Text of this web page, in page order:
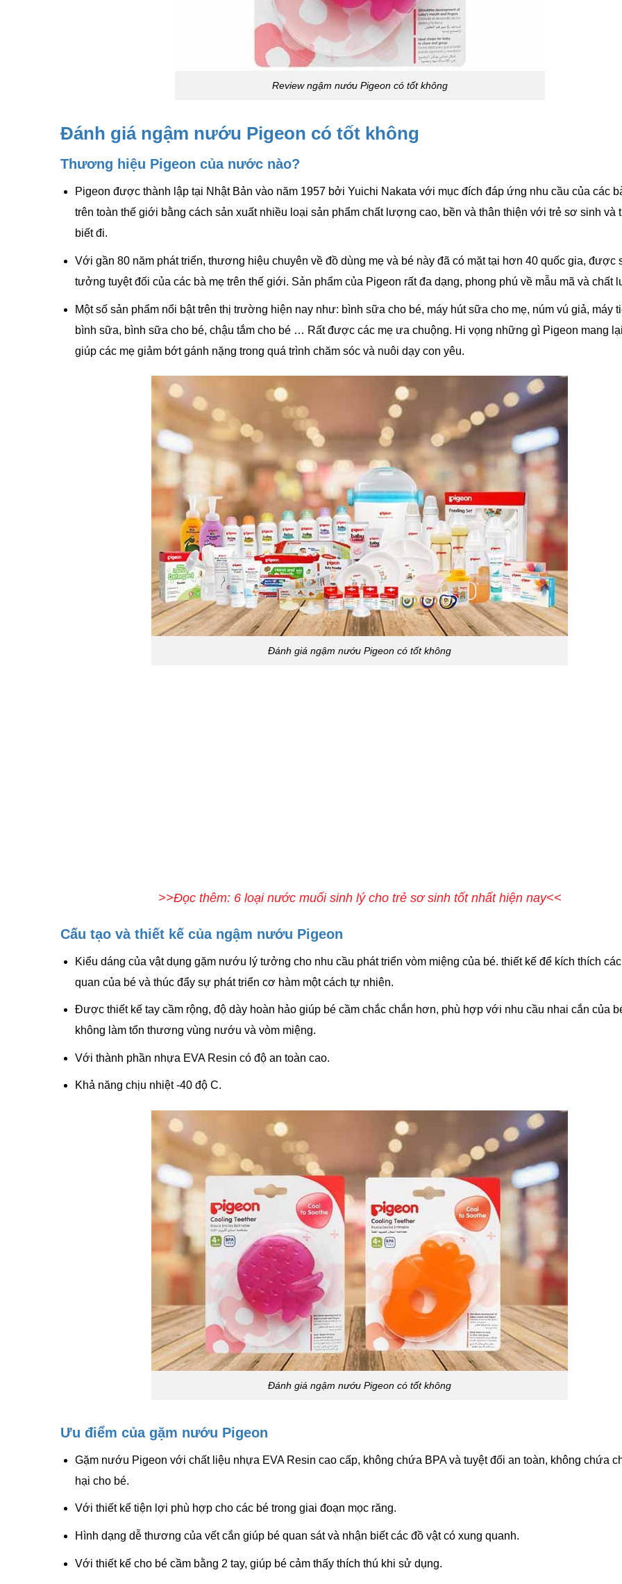
Review ngậm nướu Pigeon có tốt không
Đánh giá ngậm nướu Pigeon có tốt không
Thương hiệu Pigeon của nước nào?
Pigeon được thành lập tại Nhật Bản vào năm 1957 bởi Yuichi Nakata với mục đích đáp ứng nhu cầu của các
trên toàn thế giới bằng cách sản xuất nhiều loại sản phẩm chất lượng cao, bền và thân thiện với trẻ sơ sinh và
biết đi.
Với gần 80 năm phát triển, thương hiệu chuyên về đồ dùng mẹ và bé này đã có mặt tại hơn 40 quốc gia, được
tưởng tuyệt đối của các bà mẹ trên thế giới. Sản phẩm của Pigeon rất đa dạng, phong phú về mẫu mã và chất
Một số sản phẩm nổi bật trên thị trường hiện nay như: bình sữa cho bé, máy hút sữa cho mẹ, núm vú giả, máy
bình sữa, bình sữa cho bé, chậu tắm cho bé … Rất được các mẹ ưa chuộng. Hi vọng những gì Pigeon mang
giúp các mẹ giảm bớt gánh nặng trong quá trình chăm sóc và nuôi dạy con yêu.
Đánh giá ngậm nướu Pigeon có tốt không
>>Đọc thêm: 6 loại nước muối sinh lý cho trẻ sơ sinh tốt nhất hiện nay<<
Cấu tạo và thiết kế của ngậm nướu Pigeon
Kiểu dáng của vật dụng gặm nướu lý tưởng cho nhu cầu phát triển vòm miệng của bé. thiết kế để kích thích
quan của bé và thúc đẩy sự phát triển cơ hàm một cách tự nhiên.
Được thiết kế tay cầm rộng, độ dày hoàn hảo giúp bé cầm chắc chắn hơn, phù hợp với nhu cầu nhai cắn của
không làm tổn thương vùng nướu và vòm miệng.
Với thành phần nhựa EVA Resin có độ an toàn cao.
Khả năng chịu nhiệt -40 độ C.
Đánh giá ngậm nướu Pigeon có tốt không
Ưu điểm của gặm nướu Pigeon
Gặm nướu Pigeon với chất liệu nhựa EVA Resin cao cấp, không chứa BPA và tuyệt đối an toàn, không chứa
hại cho bé.
Với thiết kế tiện lợi phù hợp cho các bé trong giai đoạn mọc răng.
Hình dạng dễ thương của vết cắn giúp bé quan sát và nhận biết các đồ vật có xung quanh.
Với thiết kế cho bé cầm bằng 2 tay, giúp bé cảm thấy thích thú khi sử dụng.